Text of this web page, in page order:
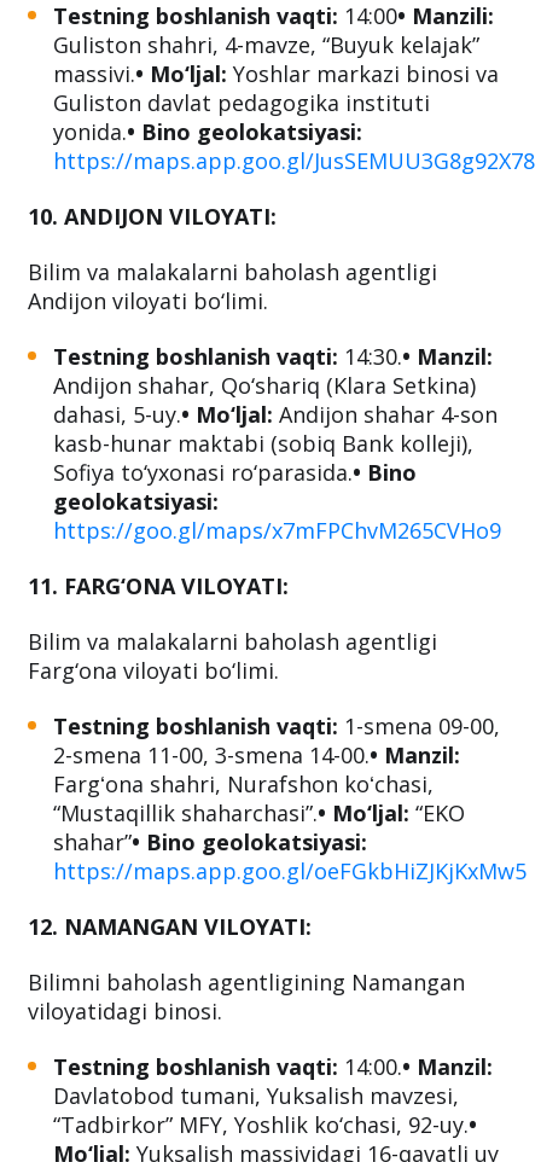
Testning boshlanish vaqti: 14:00• Manzili:
Guliston shahri, 4-mavze, “Buyuk kelajak”
massivi.• Mo‘ljal: Yoshlar markazi binosi va
Guliston davlat pedagogika instituti
yonida.• Bino geolokatsiyasi:
https://maps.app.goo.gl/JusSEMUU3G8g92X78
10. ANDIJON VILOYATI:
Bilim va malakalarni baholash agentligi
Andijon viloyati bo‘limi.
Testning boshlanish vaqti: 14:30.• Manzil:
Andijon shahar, Qo‘shariq (Klara Setkina)
dahasi, 5-uy.• Mo‘ljal: Andijon shahar 4-son
kasb-hunar maktabi (sobiq Bank kolleji),
Sofiya to‘yxonasi ro‘parasida.• Bino
geolokatsiyasi:
https://goo.gl/maps/x7mFPChvM265CVHo9
11. FARG‘ONA VILOYATI:
Bilim va malakalarni baholash agentligi
Farg‘ona viloyati bo‘limi.
Testning boshlanish vaqti: 1-smena 09-00,
2-smena 11-00, 3-smena 14-00.• Manzil:
Fargʻona shahri, Nurafshon koʻchasi,
“Mustaqillik shaharchasi”.• Mo‘ljal: “EKO
shahar”• Bino geolokatsiyasi:
https://maps.app.goo.gl/oeFGkbHiZJKjKxMw5
12. NAMANGAN VILOYATI:
Bilimni baholash agentligining Namangan
viloyatidagi binosi.
Testning boshlanish vaqti: 14:00.• Manzil:
Davlatobod tumani, Yuksalish mavzesi,
“Tadbirkor” MFY, Yoshlik ko‘chasi, 92-uy.•
Mo‘ljal: Yuksalish massividagi 16-qavatli uy